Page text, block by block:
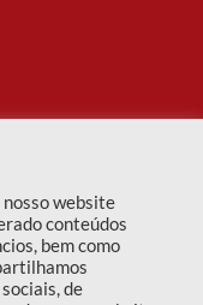
website
conteúdos
bem como
de